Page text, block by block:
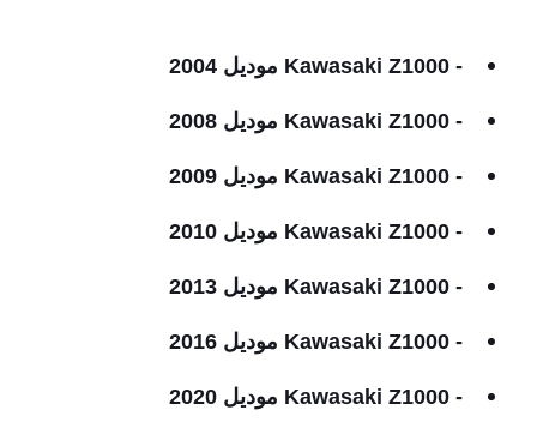
- Kawasaki Z1000 موديل 2004
- Kawasaki Z1000 موديل 2008
- Kawasaki Z1000 موديل 2009
- Kawasaki Z1000 موديل 2010
- Kawasaki Z1000 موديل 2013
- Kawasaki Z1000 موديل 2016
- Kawasaki Z1000 موديل 2020